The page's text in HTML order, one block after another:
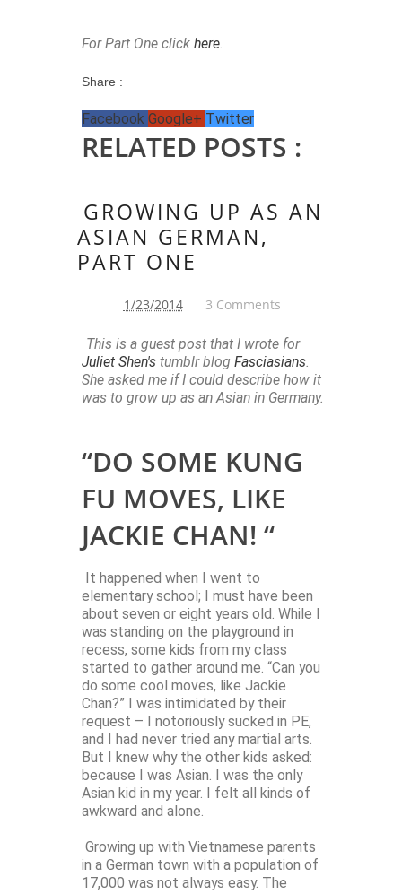
For Part One click here.
Share :
Facebook Google+ Twitter
RELATED POSTS :
GROWING UP AS AN
ASIAN GERMAN,
PART ONE
1/23/2014 3 Comments
This is a guest post that I wrote for
Juliet Shen's tumblr blog Fasciasians.
She asked me if I could describe how it
was to grow up as an Asian in Germany.
“DO SOME KUNG
FU MOVES, LIKE
JACKIE CHAN! “
It happened when I went to
elementary school; I must have been
about seven or eight years old. While I
was standing on the playground in
recess, some kids from my class
started to gather around me. “Can you
do some cool moves, like Jackie
Chan?” I was intimidated by their
request – I notoriously sucked in PE,
and I had never tried any martial arts.
But I knew why the other kids asked:
because I was Asian. I was the only
Asian kid in my year. I felt all kinds of
awkward and alone.
Growing up with Vietnamese parents
in a German town with a population of
17,000 was not always easy. The